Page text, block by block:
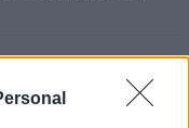
Analyst, διευθυντής